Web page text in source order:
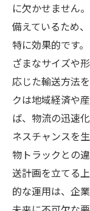
に欠かせません
備えているため
特に効果的です
ざまなサイズや
応じた輸送方法
クは地域経済や
ば、物流の迅速
ネスチャンスを
物トラックとの
送計画を立てる
的な運用は、企